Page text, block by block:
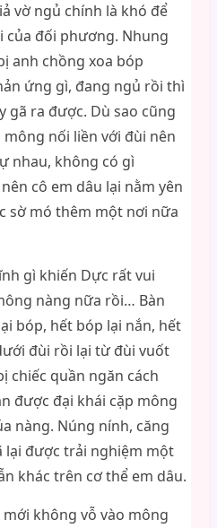
vờ ngủ chính là khó để
của đối phương. Nhung
anh chồng xoa bóp
ứng gì, đang ngủ rồi thì
gã ra được. Dù sao cũng
nối liền với đùi nên
nhau, không có gì
cô em dâu lại nằm yên
sờ mó thêm một nơi nữa
gì khiến Dực rất vui
nàng nữa rồi… Bàn
bóp, hết bóp lại nắn, hết
đùi rồi lại từ đùi vuốt
chiếc quần ngăn cách
được đại khái cặp mông
nàng. Núng nính, căng
lại được trải nghiệm một
khác trên cơ thể em dâu.
không vỗ vào mông